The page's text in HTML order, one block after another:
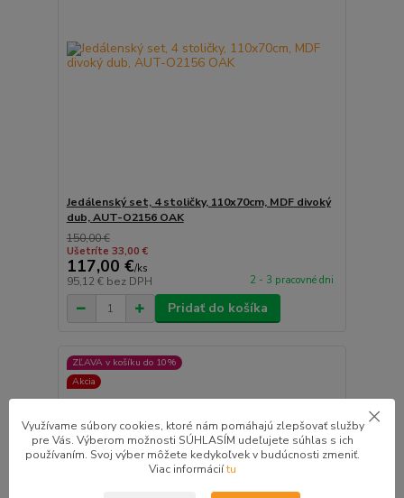
Jedálenský set, 4 stoličky, 110x70cm, MDF divoký
dub, AUT-O2156 OAK
150,00 €
Ušetríte 33,00 €
117,00 €/ks
95,12 € bez DPH 2 - 3 pracovné dni
Pridať do košíka
ZĽAVA v košíku do 10%
Akcia
Využívame súbory cookies, ktoré nám pomáhajú zlepšovať služby
pre Vás. Výberom možnosti SÚHLASÍM udeľujete súhlas s ich
používaním. Svoj výber môžete kedykoľvek v budúcnosti zmeniť.
Viac informáciítu